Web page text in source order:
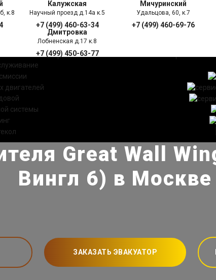
к.8
Калужская
Научный проезд д.14а к.5
+7 (499) 460-63-34
Мичуринский
Удальцова, 60, к.7
+7 (499) 460-69-76
Дмитровка
Лобненская д.17 к.8
+7 (499) 450-63-77ПРАЙС ЛИСТ
двигателей
системы
Great Wall
Вингл 6) в Москве
ЗАКАЗАТЬ ЭВАКУАТОР